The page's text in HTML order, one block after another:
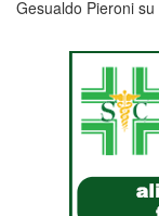
Gesualdo Pieroni su